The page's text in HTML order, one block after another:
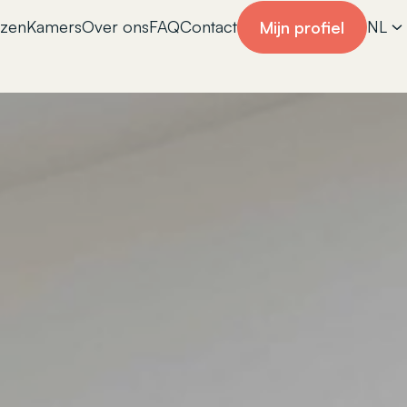
KamersOver onsFAQContact Mijn profiel NL